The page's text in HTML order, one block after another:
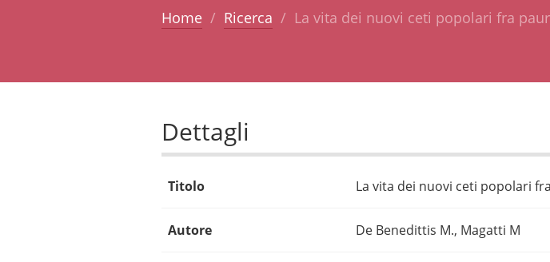
Home Ricerca La vita dei nuovi ceti popolari fra
Dettagli
Titolo La vita dei nuovi ceti popolari
Autore De Benedittis M., Magatti M